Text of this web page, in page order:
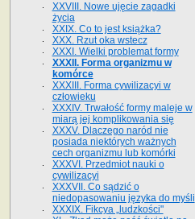
XXVIII. Nowe ujęcie zagadki
życia
XXIX. Co to jest książka?
XXX. Rzut oka wstecz
XXXI. Wielki problemat formy
XXXII. Forma organizmu w
komórce
XXXIII. Forma cywilizacyi w
człowieku
XXXIV. Trwałość formy maleje w
miarą jej komplikowania się
XXXV. Dlaczego naród nie
posiada niektórych ważnych
cech organizmu lub komórki
XXXVI. Przedmiot nauki o
cywilizacyi
XXXVII. Co sądzić o
niedopasowaniu języka do myśli
XXXIX. Fikcya „ludzkości"